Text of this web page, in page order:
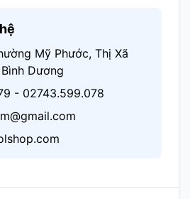
Mỹ Phước, Thị Xã
Dương
- 02743.599.078